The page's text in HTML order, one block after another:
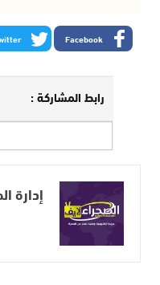
Facebook
رابط المشاركة :
إدارة